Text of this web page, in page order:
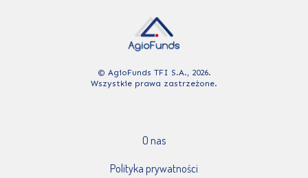
© AgioFunds TFI S.A., 2026.
Wszystkie prawa zastrzeżone.
O nas
Polityka prywatności